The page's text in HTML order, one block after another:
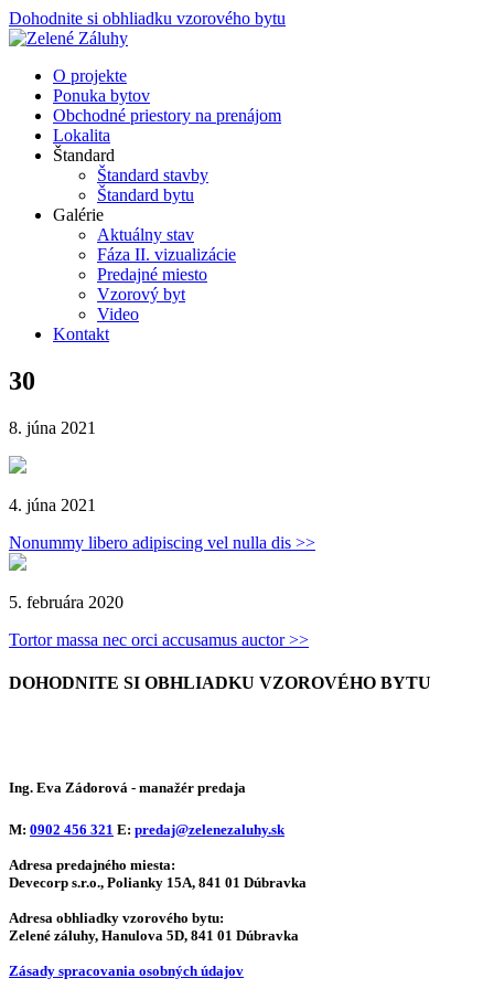
Dohodnite si obhliadku vzorového bytu
O projekte
Ponuka bytov
Obchodné priestory na prenájom
Lokalita
Štandard
Štandard stavby
Štandard bytu
Galérie
Aktuálny stav
Fáza II. vizualizácie
Predajné miesto
Vzorový byt
Video
Kontakt
30
8. júna 2021
4. júna 2021
Nonummy libero adipiscing vel nulla dis >>
5. februára 2020
Tortor massa nec orci accusamus auctor >>
DOHODNITE SI OBHLIADKU VZOROVÉHO BYTU
Ing. Eva Zádorová - manažér predaja
M: 0902 456 321 E: predaj@zelenezaluhy.sk
Adresa predajného miesta:
Devecorp s.r.o., Polianky 15A, 841 01 Dúbravka
Adresa obhliadky vzorového bytu:
Zelené záluhy, Hanulova 5D, 841 01 Dúbravka
Zásady spracovania osobných údajov